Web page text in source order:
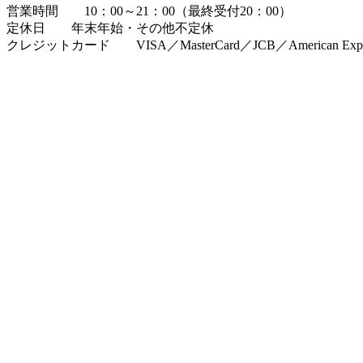
営業時間 10：00～21：00（最終受付20：00）
定休日 年末年始・その他不定休
クレジットカード VISA／MasterCard／JCB／American